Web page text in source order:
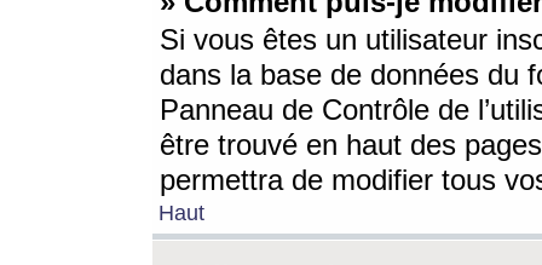
Si vous êtes un utilisateur
dans la base de données du
Panneau de Contrôle de
être trouvé en haut des
permettra de modifier tous
Haut